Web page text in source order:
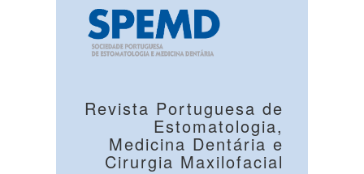
Revista Portuguesa de
Estomatologia,
Medicina Dentária e
Cirurgia Maxilofacial